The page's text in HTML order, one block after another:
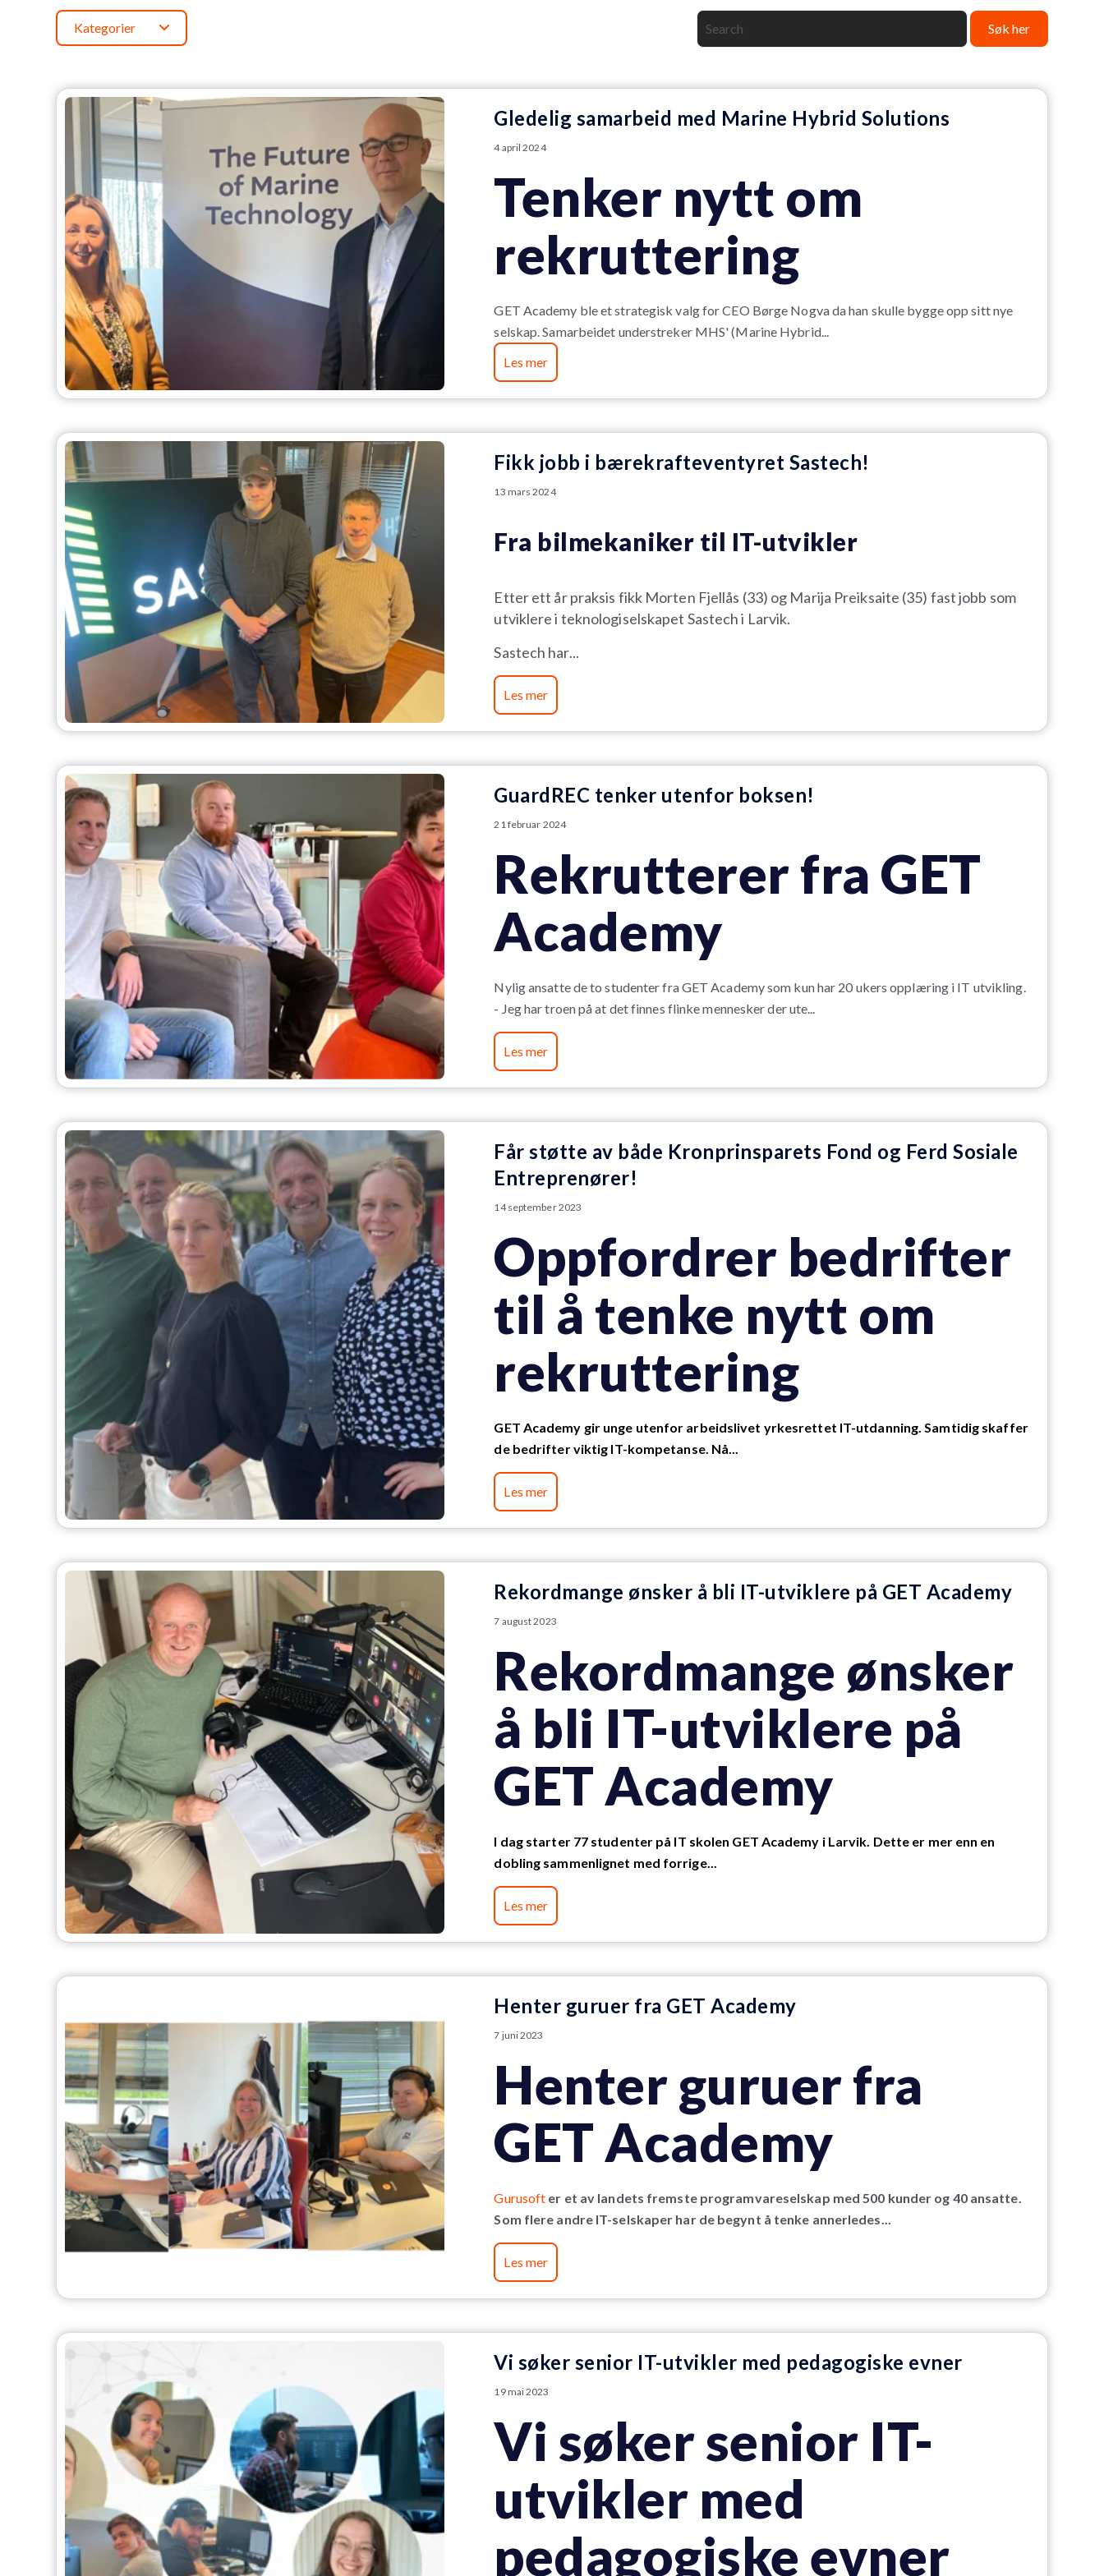
Kategorier Søk her
Gledelig samarbeid med Marine Hybrid Solutions
4 april 2024
Tenker nytt om
rekruttering
GET Academy ble et strategisk valg for CEO Børge Nogva da han skulle bygge opp sitt nye
selskap. Samarbeidet understreker MHS' (Marine Hybrid...
Les mer
Fikk jobb i bærekrafteventyret Sastech!
13 mars 2024
Fra bilmekaniker til IT-utvikler
Etter ett år praksis fikk Morten Fjellås (33) og Marija Preiksaite (35) fast jobb som
utviklere i teknologiselskapet Sastech i Larvik.
Sastech har...
Les mer
GuardREC tenker utenfor boksen!
21 februar 2024
Rekrutterer fra GET
Academy
Nylig ansatte de to studenter fra GET Academy som kun har 20 ukers opplæring i IT utvikling.
- Jeg har troen på at det finnes flinke mennesker der ute...
Les mer
Får støtte av både Kronprinsparets Fond og Ferd Sosiale
Entreprenører!
14 september 2023
Oppfordrer bedrifter
til å tenke nytt om
rekruttering
GET Academy gir unge utenfor arbeidslivet yrkesrettet IT-utdanning. Samtidig skaffer
de bedrifter viktig IT-kompetanse. Nå...
Les mer
Rekordmange ønsker å bli IT-utviklere på GET Academy
7 august 2023
Rekordmange ønsker
å bli IT-utviklere på
GET Academy
I dag starter 77 studenter på IT skolen GET Academy i Larvik. Dette er mer enn en
dobling sammenlignet med forrige...
Les mer
Henter guruer fra GET Academy
7 juni 2023
Henter guruer fra
GET Academy
Gurusoft er et av landets fremste programvareselskap med 500 kunder og 40 ansatte.
Som flere andre IT-selskaper har de begynt å tenke annerledes...
Les mer
Vi søker senior IT-utvikler med pedagogiske evner
19 mai 2023
Vi søker senior IT-
utvikler med
pedagogiske evner